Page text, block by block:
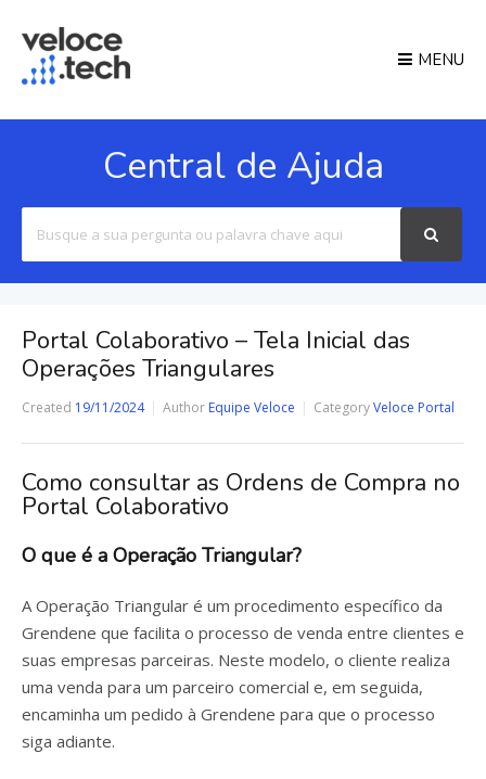
MENU
Central de Ajuda
For
Portal Colaborativo – Tela Inicial das
Operações Triangulares
Created 19/11/2024 Author Equipe Veloce CategoryVeloce Portal
Como consultar as Ordens de Compra no
Portal Colaborativo
O que é a Operação Triangular?
A Operação Triangular é um procedimento específico da
Grendene que facilita o processo de venda entre clientes e
suas empresas parceiras. Neste modelo, o cliente realiza
uma venda para um parceiro comercial e, em seguida,
encaminha um pedido à Grendene para que o processo
siga adiante.